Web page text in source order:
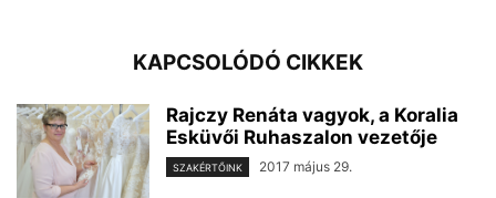
KAPCSOLÓDÓ CIKKEK
Rajczy Renáta vagyok, a Koralia
Esküvői Ruhaszalon vezetője
SZAKÉRTŐINK 2017 május 29.